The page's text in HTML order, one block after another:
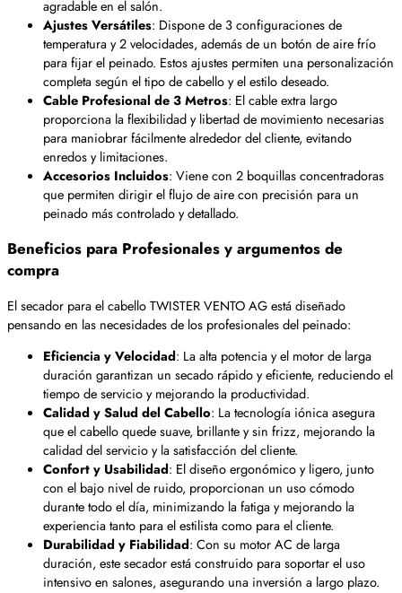
agradable en el salón.
Ajustes Versátiles: Dispone de 3 configuraciones de
temperatura y 2 velocidades, además de un botón de aire frío
para fijar el peinado. Estos ajustes permiten una personalización
completa según el tipo de cabello y el estilo deseado.
Cable Profesional de 3 Metros: El cable extra largo
proporciona la flexibilidad y libertad de movimiento necesarias
para maniobrar fácilmente alrededor del cliente, evitando
enredos y limitaciones.
Accesorios Incluidos: Viene con 2 boquillas concentradoras
que permiten dirigir el flujo de aire con precisión para un
peinado más controlado y detallado.
Beneficios para Profesionales y argumentos de
compra
El secador para el cabello TWISTER VENTO AG está diseñado
pensando en las necesidades de los profesionales del peinado:
Eficiencia y Velocidad: La alta potencia y el motor de larga
duración garantizan un secado rápido y eficiente, reduciendo el
tiempo de servicio y mejorando la productividad.
Calidad y Salud del Cabello: La tecnología iónica asegura
que el cabello quede suave, brillante y sin frizz, mejorando la
calidad del servicio y la satisfacción del cliente.
Confort y Usabilidad: El diseño ergonómico y ligero, junto
con el bajo nivel de ruido, proporcionan un uso cómodo
durante todo el día, minimizando la fatiga y mejorando la
experiencia tanto para el estilista como para el cliente.
Durabilidad y Fiabilidad: Con su motor AC de larga
duración, este secador está construido para soportar el uso
intensivo en salones, asegurando una inversión a largo plazo.